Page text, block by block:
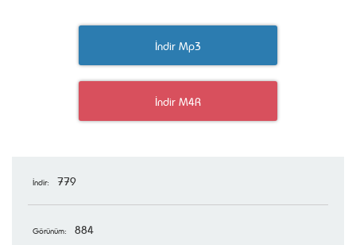
İndir Mp3
İndir M4R
İndir: 779
Görünüm: 884